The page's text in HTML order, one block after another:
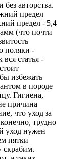
без авторства.
предел
предел - 5,4
(что почти
поляки -
статья -
избежать
в породе
Гигиена,
причина
что уход за
трудно
уход нужен
пятки
скрабим.